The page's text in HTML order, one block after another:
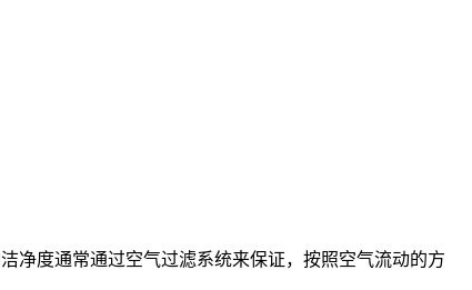
净度通常通过空气过滤系统来保证，按照空气流动的方